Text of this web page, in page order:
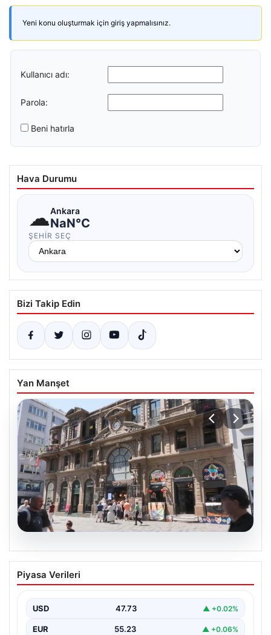
Yeni konu oluşturmak için giriş yapmalısınız.
Kullanıcı adı:
Parola:
Beni hatırla
Hava Durumu
☁Ankara
NaN°C
ŞEHIR SEÇ
Bizi Takip Edin
Yan Manşet
08.08.2026
Çiçek Pasajı’nın Görünümünde Yaşanan
Değişiklikler Tartışma Yarattı
Çiçek Pasajı, son dönemde giriş cephesine
yerleştirilen…
Piyasa Verileri
USD 47.73 ▲ +0.02%
EUR 55.23 ▲ +0.06%